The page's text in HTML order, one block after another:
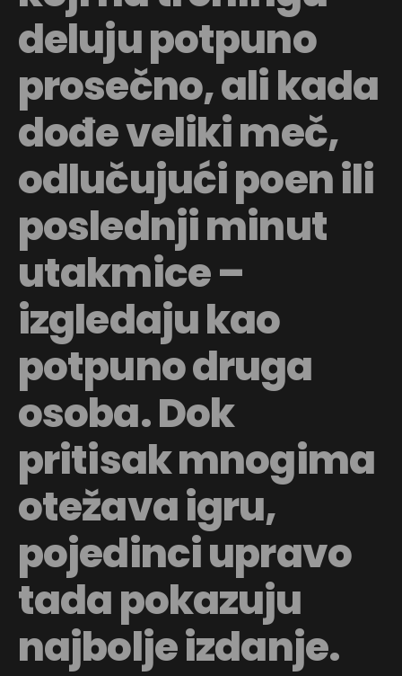
deluju potpuno
prosečno, ali kada
dođe veliki meč,
odlučujući poen ili
poslednji minut
utakmice –
izgledaju kao
potpuno druga
osoba. Dok
pritisak mnogima
otežava igru,
pojedinci upravo
tada pokazuju
najbolje izdanje.